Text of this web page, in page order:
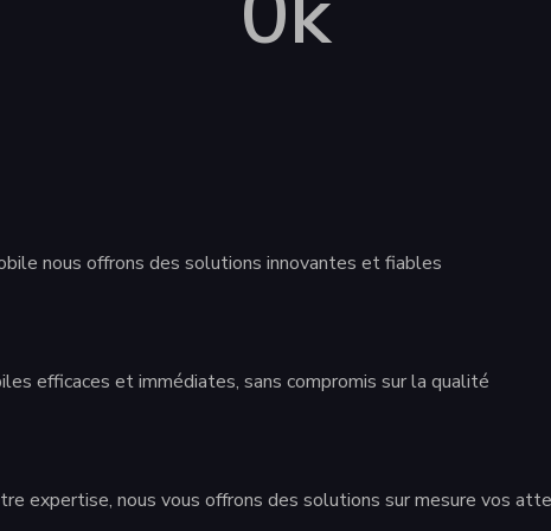
nous offrons des solutions innovantes et fiables
efficaces et immédiates, sans compromis sur la qualité
expertise, nous vous offrons des solutions sur mesure vos